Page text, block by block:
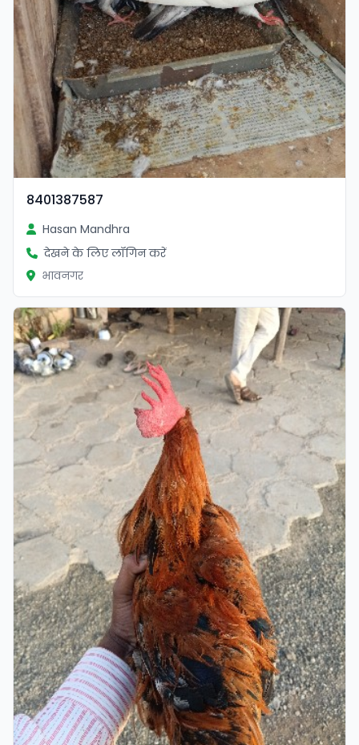
8401387587
Hasan Mandhra
देखने के लिए लॉगिन करें
भावनगर